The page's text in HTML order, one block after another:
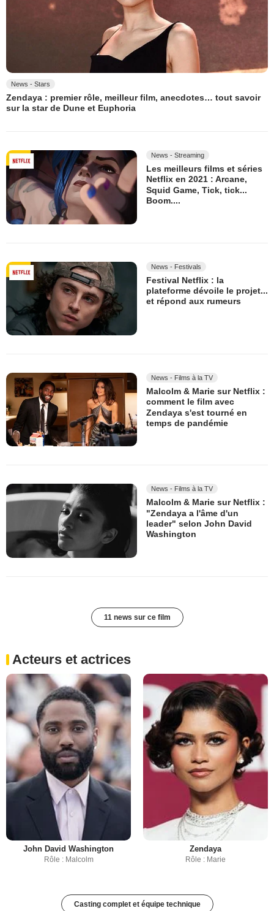
News - Stars
Zendaya : premier rôle, meilleur film, anecdotes… tout savoir
sur la star de Dune et Euphoria
News - Streaming
Les meilleurs films et séries
Netflix en 2021 : Arcane,
Squid Game, Tick, tick...
Boom....
News - Festivals
Festival Netflix : la
plateforme dévoile le projet...
et répond aux rumeurs
News - Films à la TV
Malcolm & Marie sur Netflix :
comment le film avec
Zendaya s'est tourné en
temps de pandémie
News - Films à la TV
Malcolm & Marie sur Netflix :
"Zendaya a l'âme d'un
leader" selon John David
Washington
11 news sur ce film
Acteurs et actrices
John David Washington
Rôle : Malcolm
Zendaya
Rôle : Marie
Casting complet et équipe technique